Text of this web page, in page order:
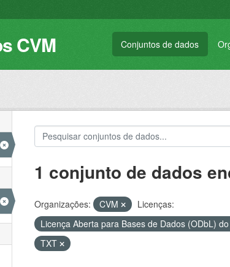
CVM Conjuntos de dados
1 conjunto de dados
Organizações: CVM
Licenças:
Licença Aberta para Bases de Dados (ODbL)
TXT